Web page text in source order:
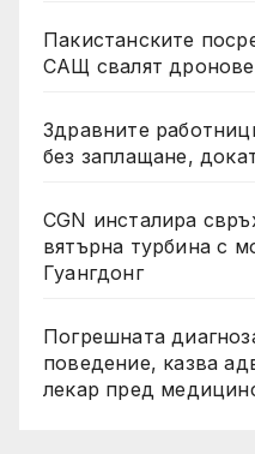
Пакистанските
САЩ свалят
Здравните
без заплащане,
CGN инсталира
вятърна турбина с
Гуангдонг
Погрешната
поведение, казва
лекар пред